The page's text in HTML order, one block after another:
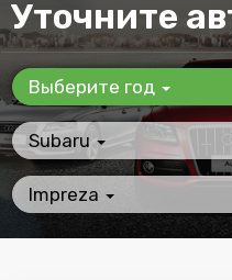
Уточните
Выберите год
Subaru
Impreza